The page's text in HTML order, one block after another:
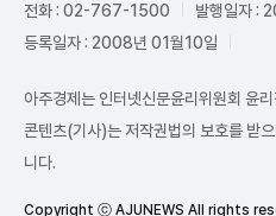
전화 : 02-767-1500
발행일자 :
등록일자 : 2008년 01월10일
아주경제는 인터넷신문윤리위원회 윤
콘텐츠(기사)는 저작권법의 보호를 받
니다.
Copyright ⓒ AJUNEWS All rights